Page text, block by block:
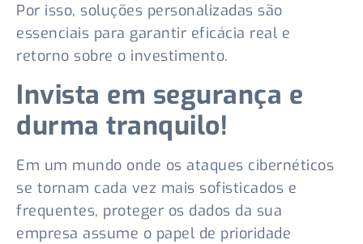
Por isso, soluções personalizadas são
essenciais para garantir eficácia real e
retorno sobre o investimento.
Invista em segurança e
durma tranquilo!
Em um mundo onde os ataques cibernéticos
se tornam cada vez mais sofisticados e
frequentes, proteger os dados da sua
empresa assume o papel de prioridade